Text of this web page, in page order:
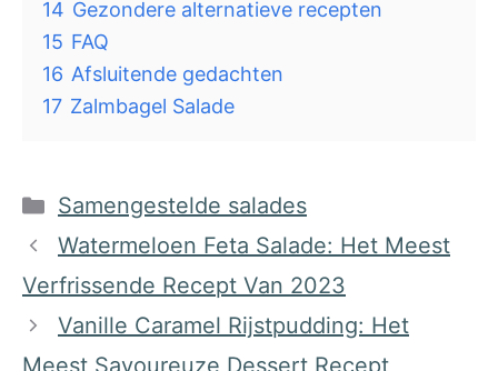
14 Gezondere alternatieve recepten
15 FAQ
16 Afsluitende gedachten
17 Zalmbagel Salade
Categorieën
Samengestelde salades
Watermeloen Feta Salade: Het Meest
Verfrissende Recept Van 2023
Vanille Caramel Rijstpudding: Het
Meest Savoureuze Dessert Recept